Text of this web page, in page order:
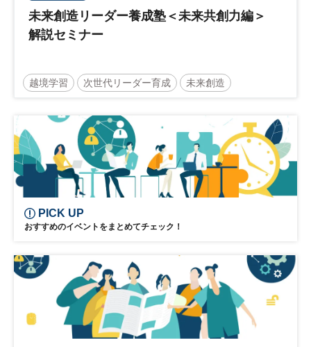
未来創造リーダー養成塾＜未来共創力編＞
解説セミナー
越境学習 次世代リーダー育成 未来創造
PICK UP
おすすめのイベントをまとめてチェック！